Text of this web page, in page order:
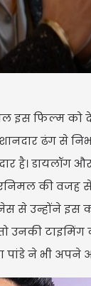
इस फिल्म को
ढंग से
है। डायलॉग
की वजह से
से उन्होंने इस
उनकी
ने भी अपने